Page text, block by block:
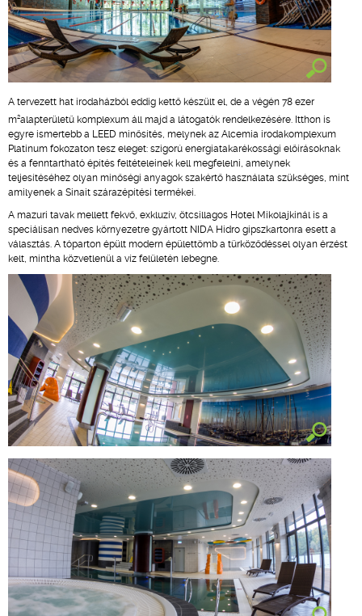
A tervezett hat irodaházból eddig kettő készült el, de a végén 78 ezer
m2alapterületű komplexum áll majd a látogatók rendelkezésére. Itthon is
egyre ismertebb a LEED minősítés, melynek az Alcemia irodakomplexum
Platinum fokozaton tesz eleget: szigorú energiatakarékossági előírásoknak
és a fenntartható építés feltételeinek kell megfelelni, amelynek
teljesítéséhez olyan minőségi anyagok szakértő használata szükséges, mint
amilyenek a Sinait szárazépítési termékei.
A mazuri tavak mellett fekvő, exkluzív, ötcsillagos Hotel Mikolajkinál is a
speciálisan nedves környezetre gyártott NIDA Hidro gipszkartonra esett a
választás. A tóparton épült modern épülettömb a türköződéssel olyan érzést
kelt, mintha közvetlenül a víz felületén lebegne.